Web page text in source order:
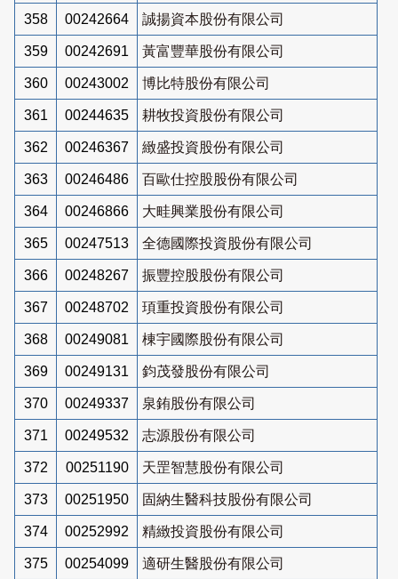
358 00242664 誠揚資本股份有限公司
359 00242691 黃富豐華股份有限公司
360 00243002 博比特股份有限公司
361 00244635 耕牧投資股份有限公司
362 00246367 緻盛投資股份有限公司
363 00246486 百歐仕控股股份有限公司
364 00246866 大畦興業股份有限公司
365 00247513 全德國際投資股份有限公司
366 00248267 振豐控股股份有限公司
367 00248702 頊重投資股份有限公司
368 00249081 棟宇國際股份有限公司
369 00249131 鈞茂發股份有限公司
370 00249337 泉銪股份有限公司
371 00249532 志源股份有限公司
372 00251190 天罡智慧股份有限公司
373 00251950 固納生醫科技股份有限公司
374 00252992 精緻投資股份有限公司
375 00254099 適研生醫股份有限公司